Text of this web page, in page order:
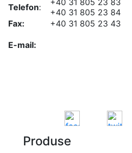
Telefon:
+40 31 805 23 83
+40 31 805 23 84
Fax:
+40 31 805 23 43
E-mail:
Produse